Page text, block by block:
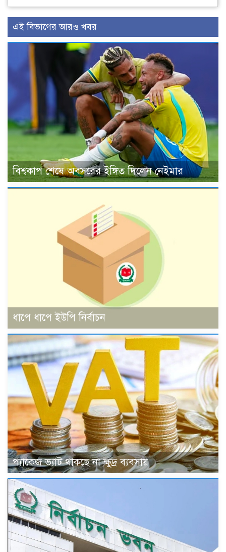
এই বিভাগের আরও খবর
বিশ্বকাপ শেষে অবসরের ইঙ্গিত দিলেন নেইমার
ধাপে ধাপে ইউপি নির্বাচন
প্যাকেজ ভ্যাট থাকছে না ক্ষুদ্র ব্যবসায়